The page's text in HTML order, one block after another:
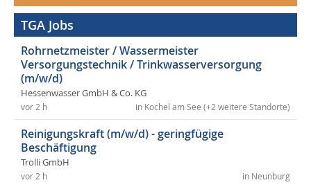
TGA Jobs
Rohrnetzmeister / Wassermeister
Versorgungstechnik / Trinkwasserversorgung
(m/w/d)
Hessenwasser GmbH & Co. KG
in Kochel am See (+2 weitere Standorte)
vor 2 h
Reinigungskraft (m/w/d) - geringfügige
Beschäftigung
Trolli GmbH
in Neunburg
vor 2 h